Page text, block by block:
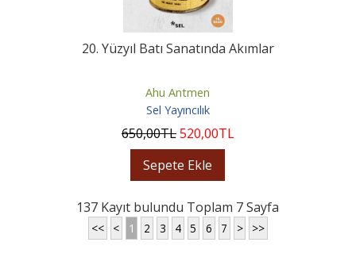
20. Yüzyıl Batı Sanatında Akımlar
Ahu Antmen
Sel Yayıncılık
650,00TL520,00TL
Sepete Ekle
137 Kayıt bulundu Toplam 7 Sayfa
<< < 1 2 3 4 5 6 7 > >>